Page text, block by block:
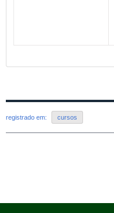
registrado em: cursos